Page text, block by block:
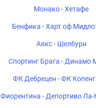
Монако - Хетафе
Бенфика - Харт оф
Аякс - Шелбурн
Спортинг Брага - Динамо
ФК Дебрецен - ФК
Фиорентина - Депортиво Ла-